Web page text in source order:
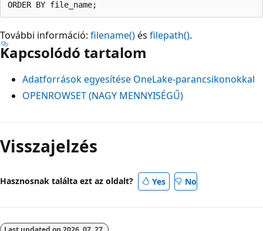
További információ: filename()és filepath().
Kapcsolódó tartalom
Adatforrások egyesítése OneLake-parancsikonokkal
OPENROWSET (NAGY MENNYISÉGŰ)
Visszajelzés
Hasznosnak találta ezt az oldalt? Yes No